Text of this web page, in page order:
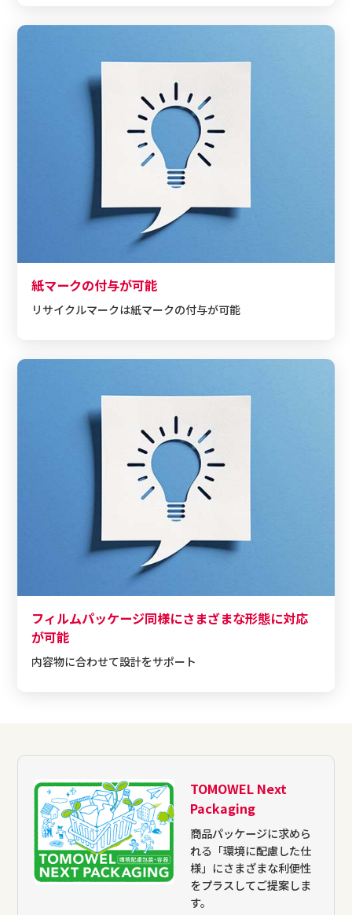
紙マークの付与が可能
リサイクルマークは紙マークの付与が可能
フィルムパッケージ同様にさまざまな形態に対応
が可能
内容物に合わせて設計をサポート
TOMOWEL Next
Packaging
商品パッケージに求めら
れる「環境に配慮した仕
様」にさまざまな利便性
をプラスしてご提案しま
す。